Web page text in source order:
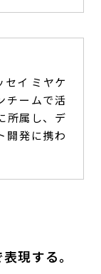
セイ ミヤケ
チームで活
所属し、デ
開発に携わ
現する。